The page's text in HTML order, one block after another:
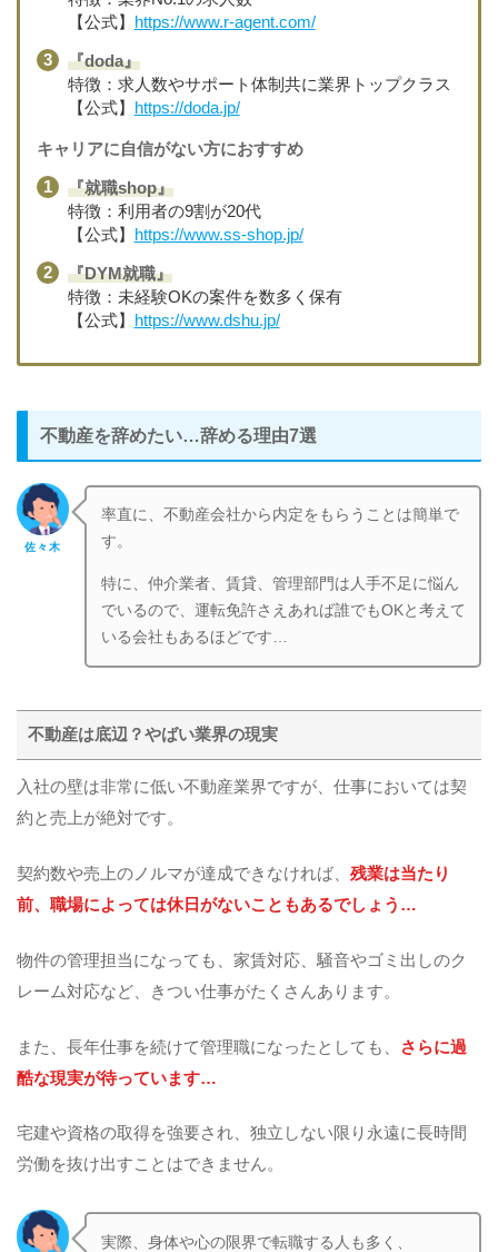
【公式】
https://www.r-agent.com/
『doda』
特徴：求人数やサポート体制共に業界トップクラス
【公式】
https://doda.jp/
キャリアに自信がない方におすすめ
『就職shop』
特徴：利用者の9割が20代
【公式】
https://www.ss-shop.jp/
『DYM就職』
特徴：未経験OKの案件を数多く保有
【公式】
https://www.dshu.jp/
不動産を辞めたい…辞める理由7選
佐々木
率直に、不動産会社から内定をもらうことは簡単で
す。
特に、仲介業者、賃貸、管理部門は人手不足に悩ん
でいるので、運転免許さえあれば誰でもOKと考えて
いる会社もあるほどです…
不動産は底辺？やばい業界の現実
入社の壁は非常に低い不動産業界ですが、仕事においては契
約と売上が絶対です。
契約数や売上のノルマが達成できなければ、 残業は当たり
前、職場によっては休日がないこともあるでしょう…
物件の管理担当になっても、家賃対応、騒音やゴミ出しのク
レーム対応など、きつい仕事がたくさんあります。
また、長年仕事を続けて管理職になったとしても、
さらに過
酷な現実が待っています…
宅建や資格の取得を強要され、独立しない限り永遠に長時間
労働を抜け出すことはできません。
実際、身体や心の限界で転職する人も多く、